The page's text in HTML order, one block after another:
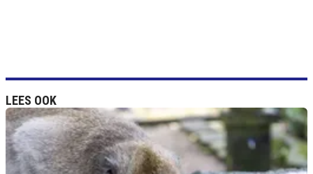
LEES OOK